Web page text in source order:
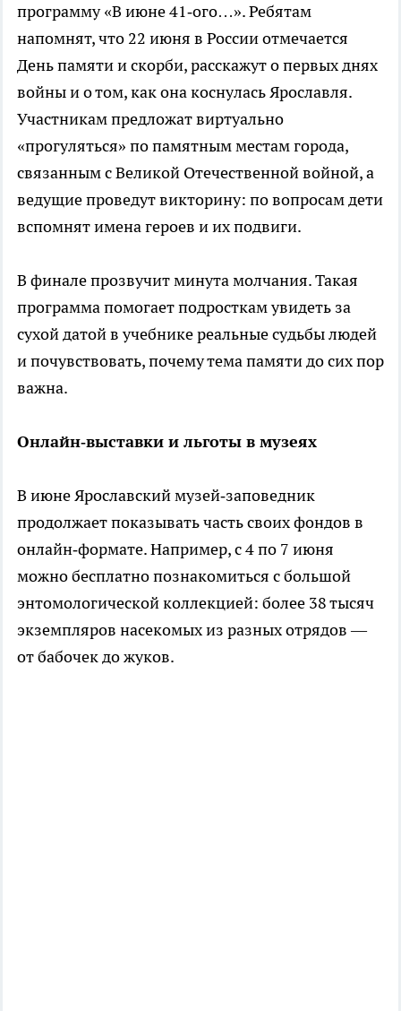
программу «В июне 41‑ого…». Ребятам
напомнят, что 22 июня в России отмечается
День памяти и скорби, расскажут о первых днях
войны и о том, как она коснулась Ярославля.
Участникам предложат виртуально
«прогуляться» по памятным местам города,
связанным с Великой Отечественной войной, а
ведущие проведут викторину: по вопросам дети
вспомнят имена героев и их подвиги.
В финале прозвучит минута молчания. Такая
программа помогает подросткам увидеть за
сухой датой в учебнике реальные судьбы людей
и почувствовать, почему тема памяти до сих пор
важна.
Онлайн‑выставки и льготы в музеях
В июне Ярославский музей‑заповедник
продолжает показывать часть своих фондов в
онлайн‑формате. Например, с 4 по 7 июня
можно бесплатно познакомиться с большой
энтомологической коллекцией: более 38 тысяч
экземпляров насекомых из разных отрядов —
от бабочек до жуков.